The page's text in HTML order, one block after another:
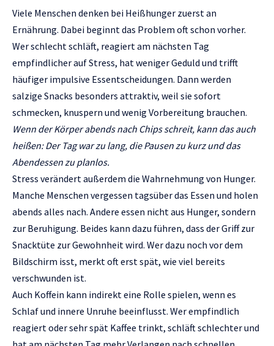
Viele Menschen denken bei Heißhunger zuerst an
Ernährung. Dabei beginnt das Problem oft schon vorher.
Wer schlecht schläft, reagiert am nächsten Tag
empfindlicher auf Stress, hat weniger Geduld und trifft
häufiger impulsive Essentscheidungen. Dann werden
salzige Snacks besonders attraktiv, weil sie sofort
schmecken, knuspern und wenig Vorbereitung brauchen.
Wenn der Körper abends nach Chips schreit, kann das auch
heißen: Der Tag war zu lang, die Pausen zu kurz und das
Abendessen zu planlos.
Stress verändert außerdem die Wahrnehmung von Hunger.
Manche Menschen vergessen tagsüber das Essen und holen
abends alles nach. Andere essen nicht aus Hunger, sondern
zur Beruhigung. Beides kann dazu führen, dass der Griff zur
Snacktüte zur Gewohnheit wird. Wer dazu noch vor dem
Bildschirm isst, merkt oft erst spät, wie viel bereits
verschwunden ist.
Auch Koffein kann indirekt eine Rolle spielen, wenn es
Schlaf und innere Unruhe beeinflusst. Wer empfindlich
reagiert oder sehr spät Kaffee trinkt, schläft schlechter und